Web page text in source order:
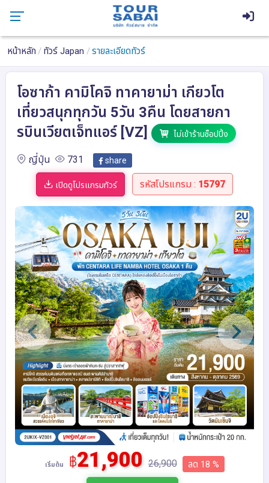
หน้าหลัก ทัวร์ Japan รายละเอียดทัวร์
โอซาก้า คามิโคจิ ทาคายาม่า เกียวโต
เที่ยวสนุกทุกวัน 5วัน 3คืน โดยสายกา
รบินเวียตเจ็ทแอร์ [VZ]
ไม่เข้าร้านช็อปปิ้ง
ญี่ปุ่น 731 share
เปิดดูโปรแกรมทัวร์ รหัสโปรแกรม : 15797
เริ่มต้น ฿21,900 26,900 ลด 18 %